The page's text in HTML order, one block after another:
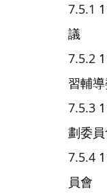
議
習輔
劃委
員會